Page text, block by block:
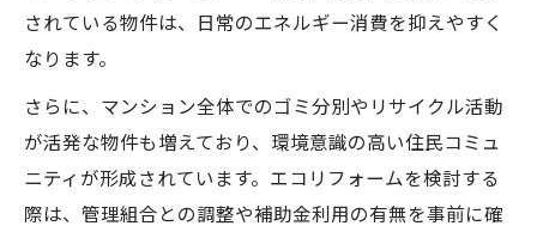
されている物件は、日常のエネルギー消費を抑えやすく
なります。
さらに、マンション全体でのゴミ分別やリサイクル活動
が活発な物件も増えており、環境意識の高い住民コミュ
ニティが形成されています。エコリフォームを検討する
際は、管理組合との調整や補助金利用の有無を事前に確